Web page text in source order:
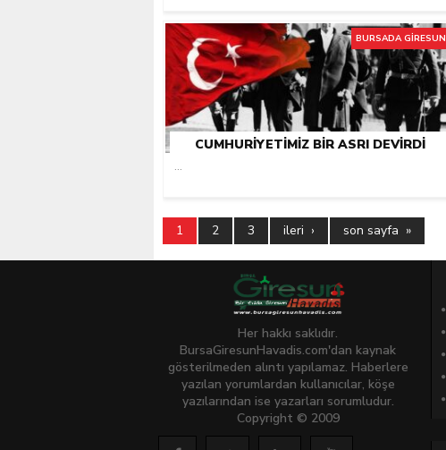
BURSADA GİRESUN
CUMHURIYETIMIZ BIR ASRI DEVIRDI
...
1 2 3 ileri › son sayfa »
Her hakkı saklıdır.
BursaGiresunHavadis.com'dan kaynak
gösterilmeden alıntı yapılamaz. Haberlere
yazılan yorumlardan kullanıcılar, köşe
yazılarından ise yazarları sorumludur.
Copyright © 2009